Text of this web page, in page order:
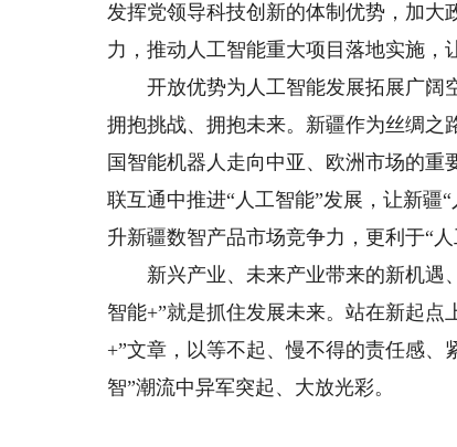
发挥党领导科技创新的体制优势，加大
力，推动人工智能重大项目落地实施，
开放优势为人工智能发展拓展广阔
拥抱挑战、拥抱未来。新疆作为丝绸之
国智能机器人走向中亚、欧洲市场的
联互通中推进“人工智能”发展，让新疆
升新疆数智产品市场竞争力，更利于“
新兴产业、未来产业带来的新机遇
智能+”就是抓住发展未来。站在新起
+”文章，以等不起、慢不得的责任感
智”潮流中异军突起、大放光彩。